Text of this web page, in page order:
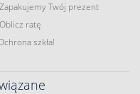
Zapakujemy Twój prezent
Oblicz ratę
szkła!